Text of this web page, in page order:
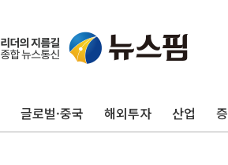
글로벌·중국 해외투자 산업
'화합' 꺼낸
李대통령,
동해중부 전
연일 폭염에